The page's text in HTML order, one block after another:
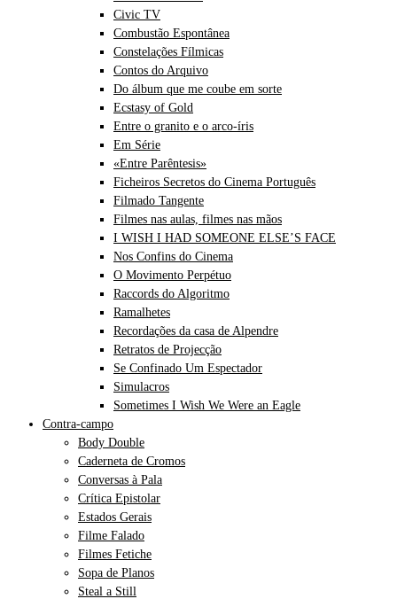
Civic TV
Combustão Espontânea
Constelações Fílmicas
Contos do Arquivo
Do álbum que me coube em sorte
Ecstasy of Gold
Entre o granito e o arco-íris
Em Série
«Entre Parêntesis»
Ficheiros Secretos do Cinema Português
Filmado Tangente
Filmes nas aulas, filmes nas mãos
I WISH I HAD SOMEONE ELSE’S FACE
Nos Confins do Cinema
O Movimento Perpétuo
Raccords do Algoritmo
Ramalhetes
Recordações da casa de Alpendre
Retratos de Projecção
Se Confinado Um Espectador
Simulacros
Sometimes I Wish We Were an Eagle
Contra-campo
Body Double
Caderneta de Cromos
Conversas à Pala
Crítica Epistolar
Estados Gerais
Filme Falado
Filmes Fetiche
Sopa de Planos
Steal a Still